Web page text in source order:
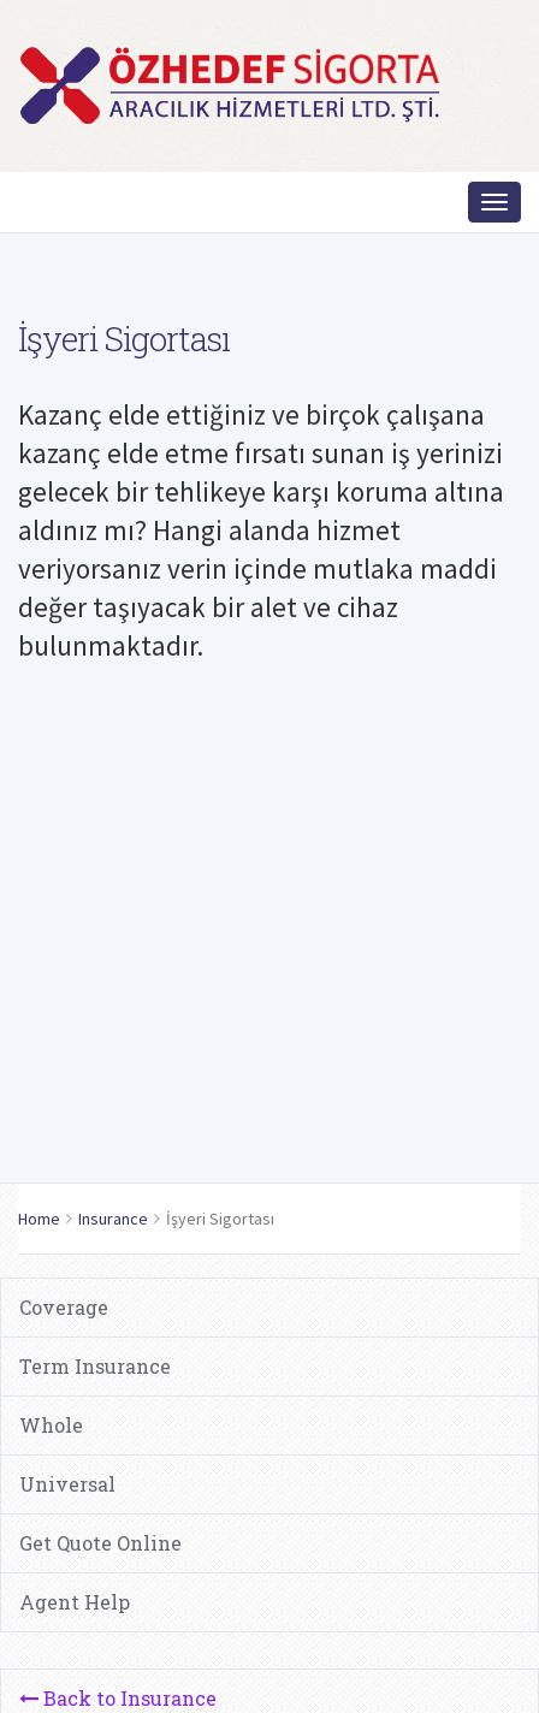
İşyeri Sigortası
Kazanç elde ettiğiniz ve birçok çalışana
kazanç elde etme fırsatı sunan iş yerinizi
gelecek bir tehlikeye karşı koruma altına
aldınız mı? Hangi alanda hizmet
veriyorsanız verin içinde mutlaka maddi
değer taşıyacak bir alet ve cihaz
bulunmaktadır.
Home Insurance İşyeri Sigortası
Coverage
Term Insurance
Whole
Universal
Get Quote Online
Agent Help
Back to Insurance